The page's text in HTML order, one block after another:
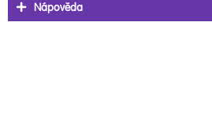
Nápověda